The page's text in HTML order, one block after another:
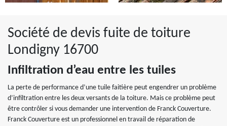
Société de devis fuite de toiture
Londigny 16700
Infiltration d’eau entre les tuiles
La perte de performance d’une tuile faitière peut engendrer un problème
d’infiltration entre les deux versants de la toiture. Mais ce problème peut
être contrôler si vous demander une intervention de Franck Couverture.
Franck Couverture est un professionnel en travail de réparation de